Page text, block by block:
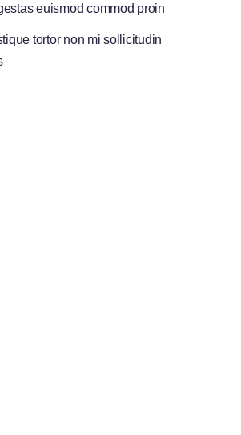
euismod commod proin
tortor non mi sollicitudin